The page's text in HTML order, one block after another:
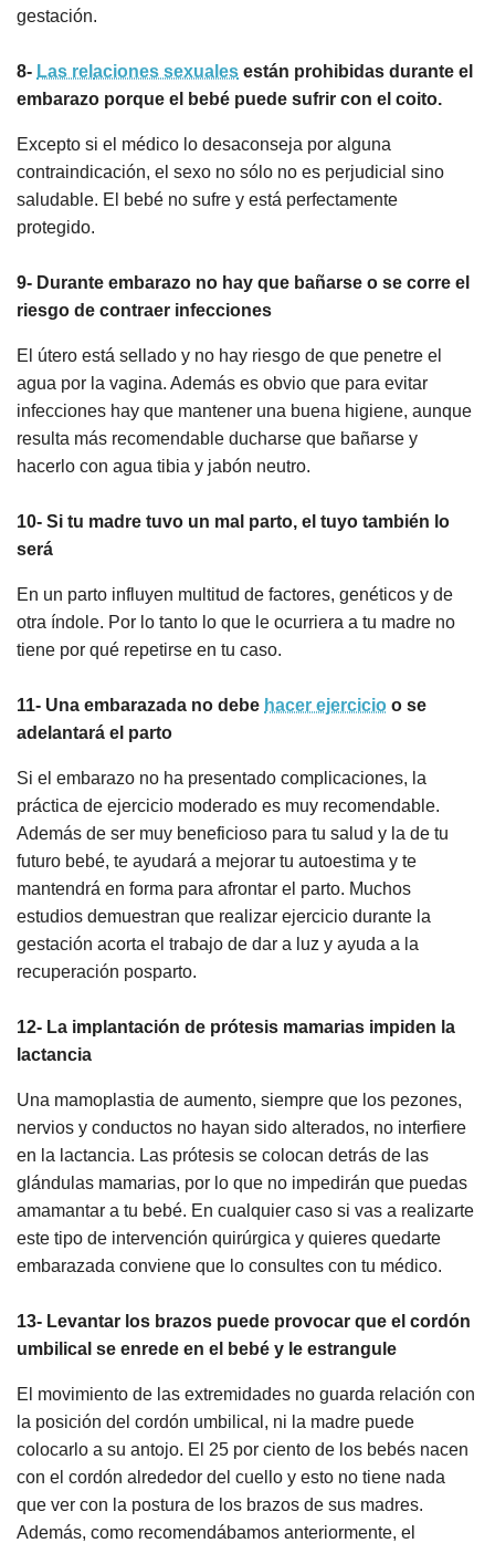
gestación.
8- Las rel aciones sexuales están prohibidas durante el
embarazo porque el bebé puede sufrir con el coito.
Excepto si el médico lo desaconseja por alguna
contraindicación, el sexo no sólo no es perjudicial sino
saludable. El bebé no sufre y está perfectamente
protegido.
9- Durante embarazo no hay que bañarse o se corre el
riesgo de contraer infecciones
El útero está sellado y no hay riesgo de que penetre el
agua por la vagina. Además es obvio que para evitar
infecciones hay que mantener una buena higiene, aunque
resulta más recomendable ducharse que bañarse y
hacerlo con agua tibia y jabón neutro.
10- Si tu madre tuvo un mal parto, el tuyo también lo
será
En un parto influyen multitud de factores, genéticos y de
otra índole. Por lo tanto lo que le ocurriera a tu madre no
tiene por qué repetirse en tu caso.
11- Una embarazada no debe hacer ejercicio o se
adelantará el parto
Si el embarazo no ha presentado complicaciones, la
práctica de ejercicio moderado es muy recomendable.
Además de ser muy beneficioso para tu salud y la de tu
futuro bebé, te ayudará a mejorar tu autoestima y te
mantendrá en forma para afrontar el parto. Muchos
estudios demuestran que realizar ejercicio durante la
gestación acorta el trabajo de dar a luz y ayuda a la
recuperación posparto.
12- La implantación de prótesis mamarias impiden la
lactancia
Una mamoplastia de aumento, siempre que los pezones,
nervios y conductos no hayan sido alterados, no interfiere
en la lactancia. Las prótesis se colocan detrás de las
glándulas mamarias, por lo que no impedirán que puedas
amamantar a tu bebé. En cualquier caso si vas a realizarte
este tipo de intervención quirúrgica y quieres quedarte
embarazada conviene que lo consultes con tu médico.
13- Levantar los brazos puede provocar que el cordón
umbilical se enrede en el bebé y le estrangule
El movimiento de las extremidades no guarda relación con
la posición del cordón umbilical, ni la madre puede
colocarlo a su antojo. El 25 por ciento de los bebés nacen
con el cordón alrededor del cuello y esto no tiene nada
que ver con la postura de los brazos de sus madres.
Además, como recomendábamos anteriormente, el